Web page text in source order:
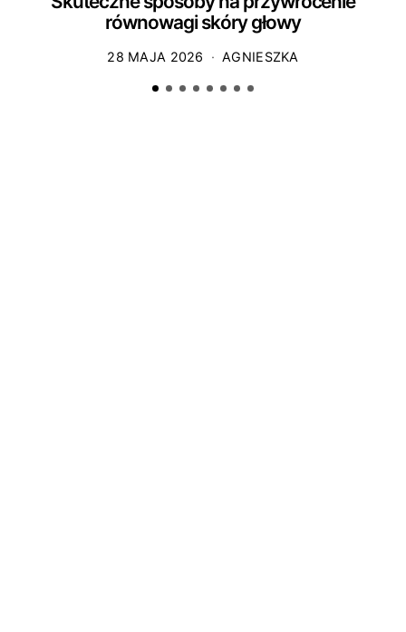
równowagi skóry głowy
28 MAJA 2026 AGNIESZKA